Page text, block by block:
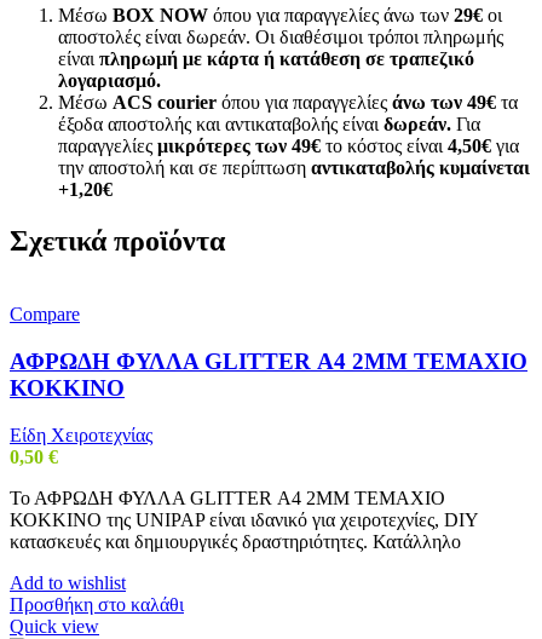
Μέσω BOX NOW όπου για παραγγελίες άνω των 29€ οι
αποστολές είναι δωρεάν. Οι διαθέσιμοι τρόποι πληρωμής
είναι πληρωμή με κάρτα ή κατάθεση σε τραπεζικό
λογαριασμό.
Μέσω ACS courier όπου για παραγγελίες άνω των 49€ τα
έξοδα αποστολής και αντικαταβολής είναι δωρεάν. Για
παραγγελίες μικρότερες των 49€ το κόστος είναι 4,50€ για
την αποστολή και σε περίπτωση αντικαταβολής κυμαίνεται
+1,20€
Σχετικά προϊόντα
Compare
ΑΦΡΩΔΗ ΦΥΛΛΑ GLITTER Α4 2MM ΤΕΜΑΧΙΟ
ΚΟΚΚΙΝΟ
Είδη Χειροτεχνίας
0,50 €
Το ΑΦΡΩΔΗ ΦΥΛΛΑ GLITTER Α4 2MM ΤΕΜΑΧΙΟ
ΚΟΚΚΙΝΟ της UNIPAP είναι ιδανικό για χειροτεχνίες, DIY
κατασκευές και δημιουργικές δραστηριότητες. Κατάλληλο
Add to wishlist
Προσθήκη στο καλάθι
Quick view